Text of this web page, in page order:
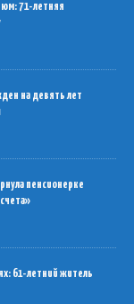
71-летняя
на девять лет
пенсионерке
61-летний житель